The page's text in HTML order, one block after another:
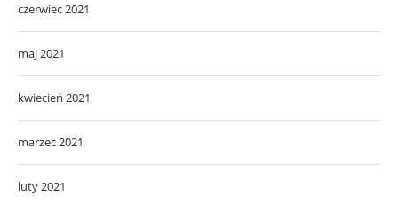
czerwiec 2021
maj 2021
kwiecień 2021
marzec 2021
luty 2021